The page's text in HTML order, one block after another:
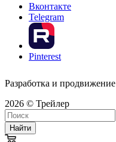
Вконтакте
Telegram
Pinterest
Разработка и продвижение
2026 © Трейлер
Найти